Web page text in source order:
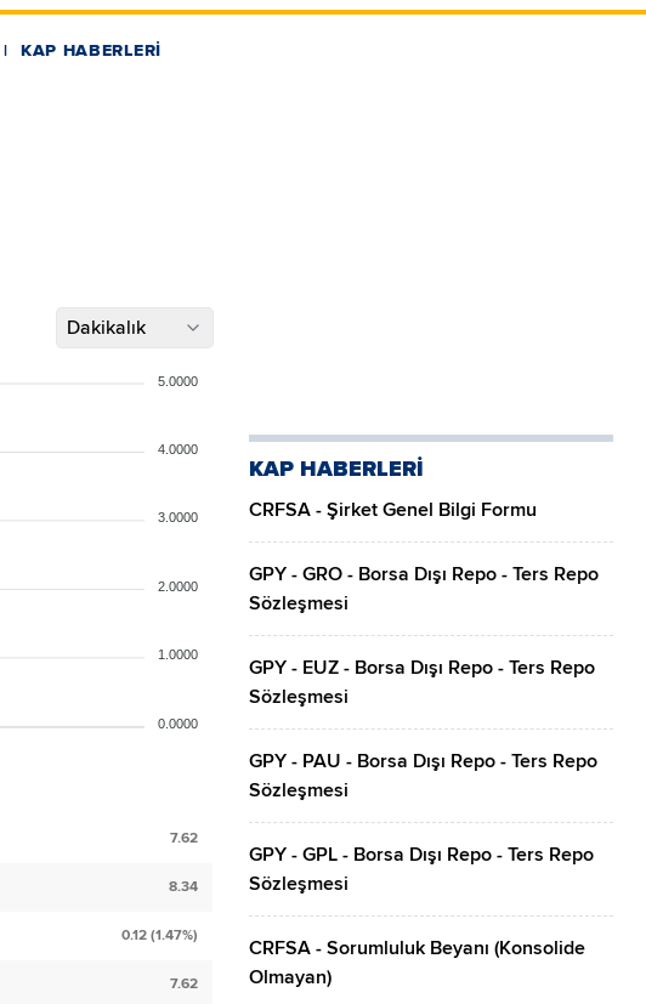
KAP HABERLERİ
Dakikalık
5.0000
4.0000
3.0000
2.0000
1.0000
0.0000
7.62
8.34
0.12 (1.47%)
7.62
KAP HABERLERİ
CRFSA - Şirket Genel Bilgi Formu
GPY - GRO - Borsa Dışı Repo - Ters Repo
Sözleşmesi
GPY - EUZ - Borsa Dışı Repo - Ters Repo
Sözleşmesi
GPY - PAU - Borsa Dışı Repo - Ters Repo
Sözleşmesi
GPY - GPL - Borsa Dışı Repo - Ters Repo
Sözleşmesi
CRFSA - Sorumluluk Beyanı (Konsolide
Olmayan)